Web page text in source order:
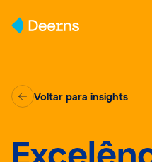
Voltar para insights